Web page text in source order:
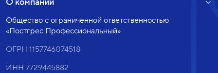
Общество с ограниченной ответственностью
«Постгрес Профессиональный»
ОГРН 1157746074518
ИНН 7729445882